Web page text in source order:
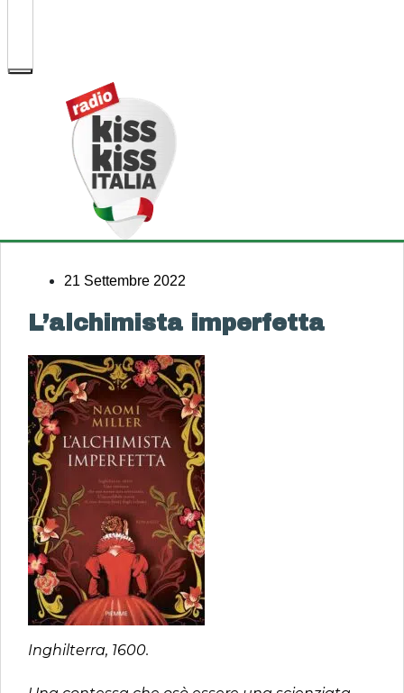
21 Settembre 2022
L’alchimista imperfetta
Inghilterra, 1600.